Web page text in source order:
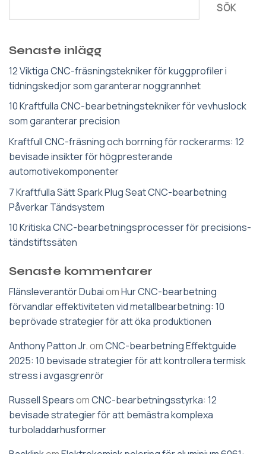
SÖK
Senaste inlägg
12 Viktiga CNC-fräsningstekniker för kuggprofiler i
tidningskedjor som garanterar noggrannhet
10 Kraftfulla CNC-bearbetningstekniker för vevhuslock
som garanterar precision
Kraftfull CNC-fräsning och borrning för rockerarms: 12
bevisade insikter för högpresterande
automotivekomponenter
7 Kraftfulla Sätt Spark Plug Seat CNC-bearbetning
Påverkar Tändsystem
10 Kritiska CNC-bearbetningsprocesser för precisions-
tändstiftssäten
Senaste kommentarer
Flänsleverantör DubaiomHur CNC-bearbetning
förvandlar effektiviteten vid metallbearbetning: 10
beprövade strategier för att öka produktionen
Anthony Patton Jr.omCNC-bearbetning Effektguide
2025: 10 bevisade strategier för att kontrollera termisk
stress i avgasgrenrör
Russell SpearsomCNC-bearbetningsstyrka: 12
bevisade strategier för att bemästra komplexa
turboladdarhusformer